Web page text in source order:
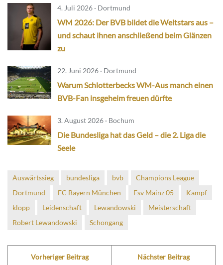
4. Juli 2026 · Dortmund
WM 2026: Der BVB bildet die Weltstars aus –
und schaut ihnen anschließend beim Glänzen
zu
22. Juni 2026 · Dortmund
Warum Schlotterbecks WM-Aus manch einen
BVB-Fan insgeheim freuen dürfte
3. August 2026 · Bochum
Die Bundesliga hat das Geld – die 2. Liga die
Seele
Auswärtssieg bundesliga bvb
Champions League
Dortmund
FC Bayern München Fsv Mainz 05
Kampf
klopp
Leidenschaft Lewandowski
Meisterschaft
Robert Lewandowski
Schongang
Vorheriger Beitrag Nächster Beitrag